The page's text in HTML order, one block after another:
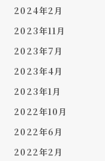
2024年2月
2023年11月
2023年7月
2023年4月
2023年1月
2022年10月
2022年6月
2022年2月